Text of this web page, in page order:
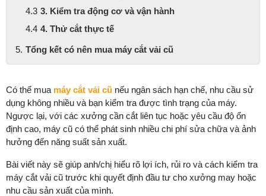
3. Kiểm tra động cơ và vận hành
4. Thử cắt thực tế
Tổng kết có nên mua máy cắt vải cũ
Có thể mua máy cắt vải cũ nếu ngân sách hạn chế, nhu cầu sử
dụng không nhiều và bạn kiểm tra được tình trạng của máy.
Ngược lại, với các xưởng cần cắt liên tục hoặc yêu cầu độ ổn
định cao, máy cũ có thể phát sinh nhiều chi phí sửa chữa và ảnh
hưởng đến năng suất sản xuất.
Bài viết này sẽ giúp anh/chị hiểu rõ lợi ích, rủi ro và cách kiểm tra
máy cắt vải cũ trước khi quyết định đầu tư cho xưởng may hoặc
nhu cầu sản xuất của mình.